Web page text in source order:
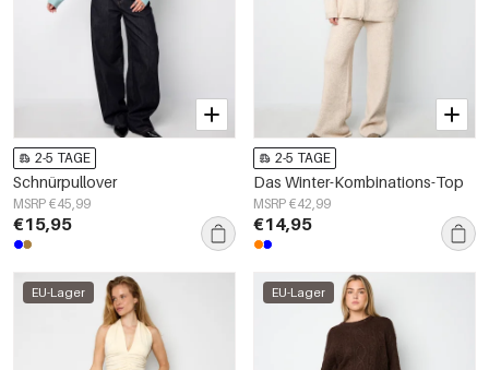
2-5 TAGE
Schnürpullover
MSRP €45,99
€15,95
2-5 TAGE
Das Winter-Kombinations-Top
MSRP €42,99
€14,95
EU-Lager EU-Lager